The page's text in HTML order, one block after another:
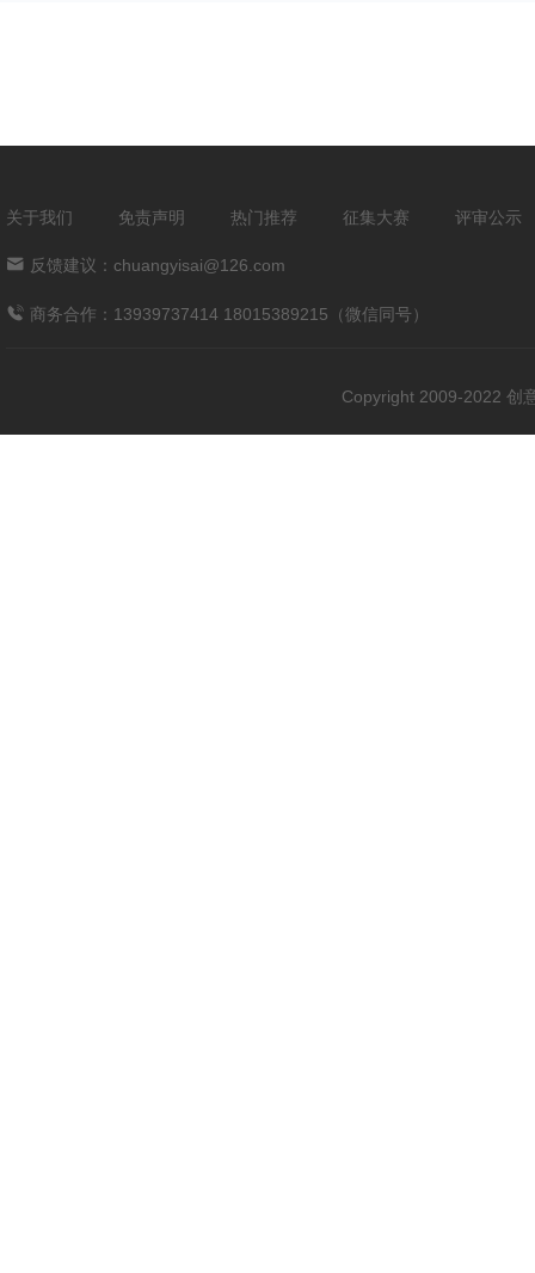
关于我们 免责声明 热门推荐 征集大赛 评审公示
反馈建议：chuangyisai@126.com
商务合作：13939737414 18015389215（微信同号）
Copyright 2009-2022 创